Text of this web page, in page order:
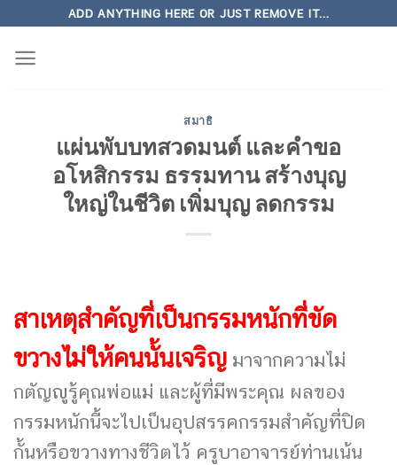
content
ADD ANYTHING HERE OR JUST REMOVE IT...
สมาธิ
แผ่นพับบทสวดมนต์ และคำขอ
อโหสิกรรม ธรรมทาน สร้างบุญ
ใหญ่ในชีวิต เพิ่มบุญ ลดกรรม
สาเหตุสำคัญที่เป็นกรรมหนักที่ขัด
ขวางไม่ให้คนนั้นเจริญ มาจากความไม่
กตัญญูรู้คุณพ่อแม่ และผู้ที่มีพระคุณ ผลของ
กรรมหนักนี้จะไปเป็นอุปสรรคกรรมสำคัญที่ปิด
กั้นหรือขวางทางชีวิตไว้ ครูบาอาจารย์ท่านเน้น